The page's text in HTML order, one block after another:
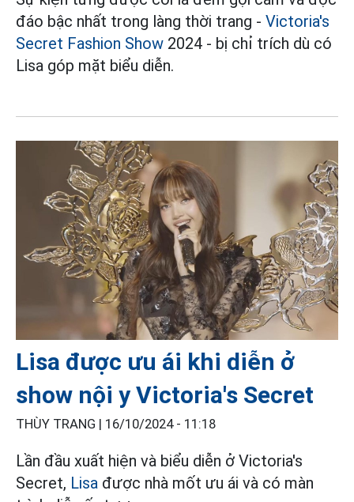
đáo bậc nhất trong làng thời trang - Victoria's
Secret Fashion Show 2024 - bị chỉ trích dù có
Lisa góp mặt biểu diễn.
Lisa được ưu ái khi diễn ở
show nội y Victoria's Secret
THÙY TRANG | 16/10/2024 - 11:18
Lần đầu xuất hiện và biểu diễn ở Victoria's
Secret, Lisa được nhà mốt ưu ái và có màn